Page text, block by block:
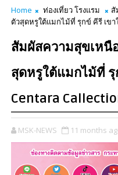
Home ท่องเที่ยว โรงแรม
สั
ตัวสุดหรูใต้แมกไม้ที่ รุกข์ คีรี เข
สัมผัสความสุขเหนื
สุดหรูใต้แมกไม้ที่
Centara
MSK-NEWS 11 months